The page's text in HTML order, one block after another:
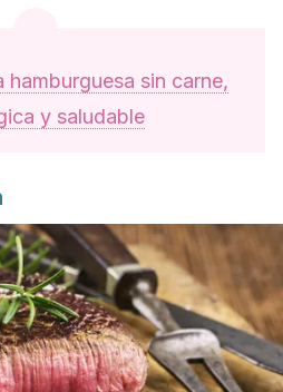
hamburguesa sin carne,
y saludable